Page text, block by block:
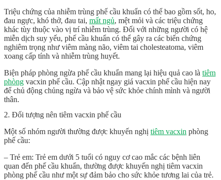
Triệu chứng của nhiễm trùng phế cầu khuẩn có thể bao gồm sốt, ho,
đau ngực, khó thở, đau tai, mất ngủ, mệt mỏi và các triệu chứng
khác tùy thuộc vào vị trí nhiễm trùng. Đối với những người có hệ
miễn dịch suy yếu, phế cầu khuẩn có thể gây ra các biến chứng
nghiêm trọng như viêm màng não, viêm tai cholesteatoma, viêm
xoang cấp tính và nhiễm trùng huyết.
Biện pháp phòng ngừa phế cầu khuẩn mang lại hiệu quả cao là tiêm
phòng vacxin phế cầu. Cập nhật ngay giá vacxin phế cầu hiện nay
để chủ động chủng ngừa và bảo vệ sức khỏe chính mình và người
thân.
2. Đối tượng nên tiêm vacxin phế cầu
Một số nhóm người thường được khuyến nghị tiêm vacxin phòng
phế cầu:
– Trẻ em: Trẻ em dưới 5 tuổi có nguy cơ cao mắc các bệnh liên
quan đến phế cầu khuẩn, thường được khuyến nghị tiêm vacxin
phòng phế cầu như một sự đảm bảo cho sức khỏe tương lai của trẻ.